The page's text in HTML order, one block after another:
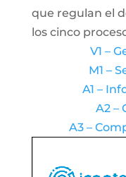
que regulan el
los cinco
V1 –
M1 –
A1 –
A2 –
A3 –